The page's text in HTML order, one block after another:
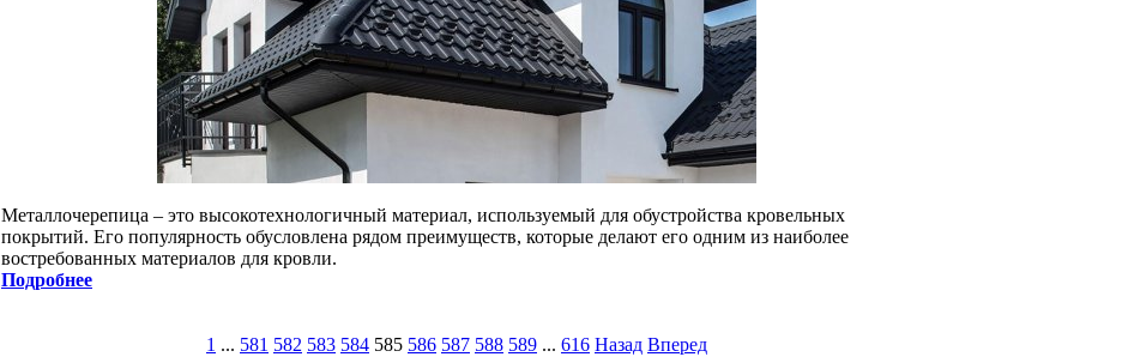
Металлочерепица – это высокотехнологичный материал, используемый для обустройства кровельных
покрытий. Его популярность обусловлена рядом преимуществ, которые делают его одним из наиболее
востребованных материалов для кровли.
Подробнее
1 ... 581 582 583 584 585 586 587 588 589 ... 616 Назад Вперед